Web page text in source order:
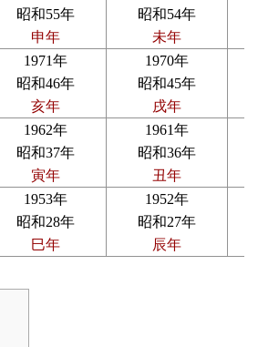
昭和55年
申年
昭和54年
未年
1971年
昭和46年
亥年
1970年
昭和45年
戌年
1962年
昭和37年
寅年
1961年
昭和36年
丑年
1953年
昭和28年
巳年
1952年
昭和27年
辰年